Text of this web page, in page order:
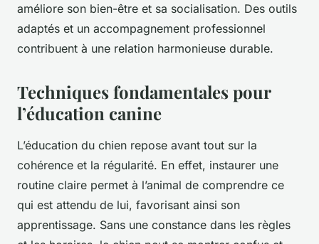
améliore son bien-être et sa socialisation. Des outils
adaptés et un accompagnement professionnel
contribuent à une relation harmonieuse durable.
Techniques fondamentales pour
l’éducation canine
L’éducation du chien repose avant tout sur la
cohérence et la régularité. En effet, instaurer une
routine claire permet à l’animal de comprendre ce
qui est attendu de lui, favorisant ainsi son
apprentissage. Sans une constance dans les règles